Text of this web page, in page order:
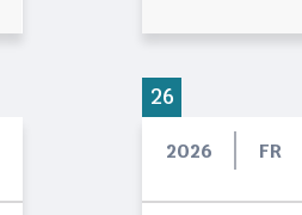
2026 FR
26